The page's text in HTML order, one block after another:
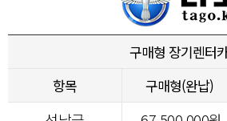
구매형 장기렌터
항목
구매형(완납)